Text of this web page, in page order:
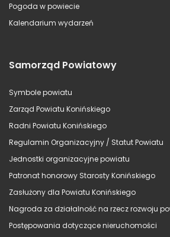
Pogoda w powiecie
Kalendarium wydarzeń
Samorząd Powiatowy
Symbole powiatu
Zarząd Powiatu Konińskiego
Radni Powiatu Konińskiego
Regulamin Organizacyjny / Statut Powiatu
Jednostki organizacyjne powiatu
Patronat honorowy Starosty Konińskiego
Zasłużony dla Powiatu Konińskiego
Nagroda za działalność na rzecz rozwoju
Postępowania dotyczące nieruchomości